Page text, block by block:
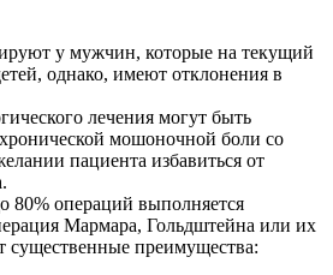
у мужчин, которые на текущий
однако, имеют отклонения в
лечения могут быть
мошоночной боли со
пациента избавиться от
операций выполняется
Мармара, Гольдштейна или их
существенные преимущества: